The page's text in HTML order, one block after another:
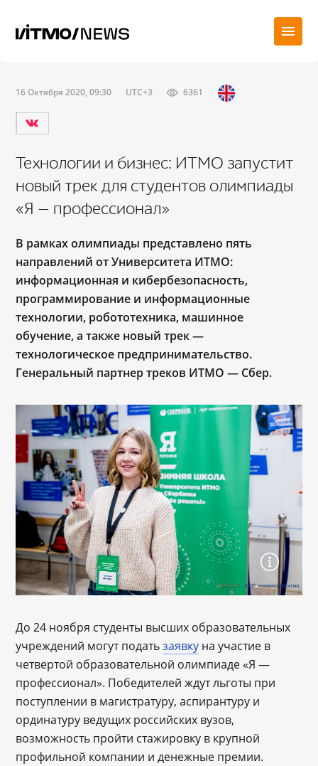
16 Октября 2020, 09:30 UTC+3 6361
Технологии и бизнес: ИТМО запустит
новый трек для студентов олимпиады
«Я — профессионал»
В рамках олимпиады представлено пять
направлений от Университета ИТМО:
информационная и кибербезопасность,
программирование и информационные
технологии, робототехника, машинное
обучение, а также новый трек —
технологическое предпринимательство.
Генеральный партнер треков ИТМО — Сбер.
До 24 ноября студенты высших образовательных
учреждений могут податьзаявку на участие в
четвертой образовательной олимпиаде «Я —
профессионал». Победителей ждут льготы при
поступлении в магистратуру, аспирантуру и
ординатуру ведущих российских вузов,
возможность пройти стажировку в крупной
профильной компании и денежные премии.